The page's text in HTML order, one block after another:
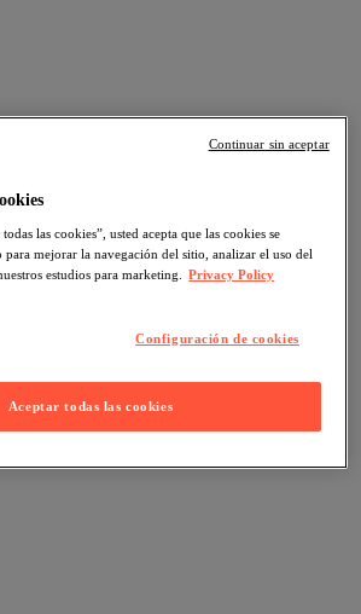
las cookies”, usted acepta que las cookies se
para mejorar la navegación del sitio, analizar el uso del
estudios para marketing. Privacy Policy
Configuración de cookies
Aceptar todas las cookies
Continuar sin aceptar